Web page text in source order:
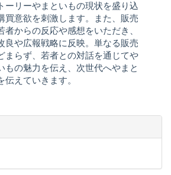
ーリーやまといもの現状を盛り込
買意欲を刺激します。また、販売
者からの反応や感想をいただき、
良や広報戦略に反映。単なる販売
まらず、若者との対話を通じてや
もの魅力を伝え、次世代へやまと
伝えていきます。